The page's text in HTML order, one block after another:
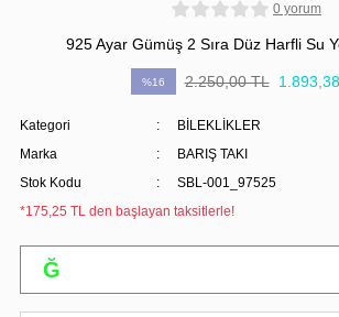
0 yorum
925 Ayar Gümüş 2 Sıra Düz Harfli Su
%16 2.250,00 TL
Kategori
BİLEKLİKLER
Marka
BARIŞ TAKI
Stok Kodu
SBL-001_97525
*175,25 TL den başlayan taksitlerle!